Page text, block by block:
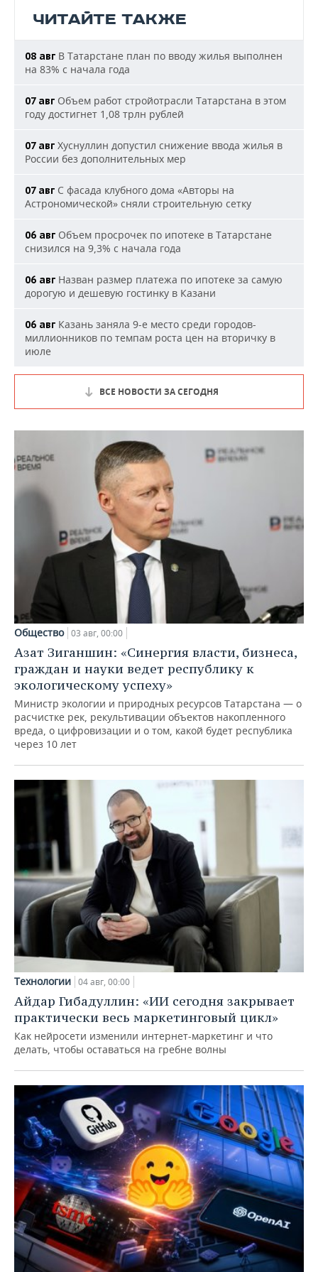
ЧИТАЙТЕ ТАКЖЕ
08 авг В Татарстане план по вводу жилья выполнен
на 83% с начала года
07 авг Объем работ стройотрасли Татарстана в этом
году достигнет 1,08 трлн рублей
07 авг Хуснуллин допустил снижение ввода жилья в
России без дополнительных мер
07 авг С фасада клубного дома «Авторы на
Астрономической» сняли строительную сетку
06 авг Объем просрочек по ипотеке в Татарстане
снизился на 9,3% с начала года
06 авг Назван размер платежа по ипотеке за самую
дорогую и дешевую гостинку в Казани
06 авг Казань заняла 9-е место среди городов-
миллионников по темпам роста цен на вторичку в
июле
ВСЕ НОВОСТИ ЗА СЕГОДНЯ
Общество 03 авг, 00:00
Азат Зиганшин: «Синергия власти, бизнеса,
граждан и науки ведет республику к
экологическому успеху»
Министр экологии и природных ресурсов Татарстана — о
расчистке рек, рекультивации объектов накопленного
вреда, о цифровизации и о том, какой будет республика
через 10 лет
Технологии 04 авг, 00:00
Айдар Гибадуллин: «ИИ сегодня закрывает
практически весь маркетинговый цикл»
Как нейросети изменили интернет-маркетинг и что
делать, чтобы оставаться на гребне волны